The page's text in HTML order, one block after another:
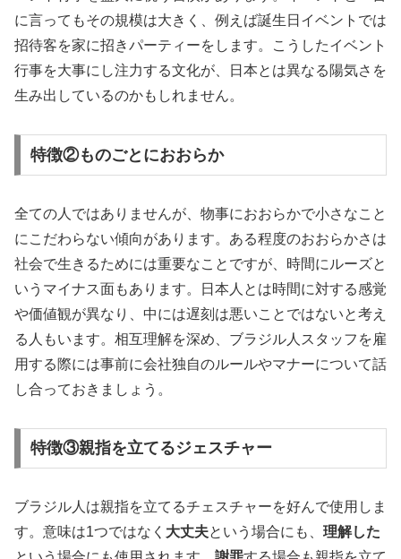
に言ってもその規模は大きく、例えば誕生日イベントでは
招待客を家に招きパーティーをします。こうしたイベント
行事を大事にし注力する文化が、日本とは異なる陽気さを
生み出しているのかもしれません。
特徴②ものごとにおおらか
全ての人ではありませんが、物事におおらかで小さなこと
にこだわらない傾向があります。ある程度のおおらかさは
社会で生きるためには重要なことですが、時間にルーズと
いうマイナス面もあります。日本人とは時間に対する感覚
や価値観が異なり、中には遅刻は悪いことではないと考え
る人もいます。相互理解を深め、ブラジル人スタッフを雇
用する際には事前に会社独自のルールやマナーについて話
し合っておきましょう。
特徴③親指を立てるジェスチャー
ブラジル人は親指を立てるチェスチャーを好んで使用しま
す。意味は1つではなく 大丈夫という場合にも、 理解した